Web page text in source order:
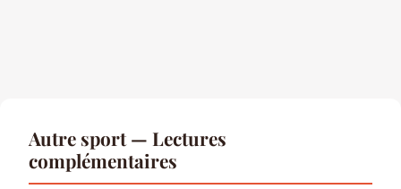
Autre sport — Lectures
complémentaires